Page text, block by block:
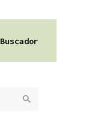
Buscador